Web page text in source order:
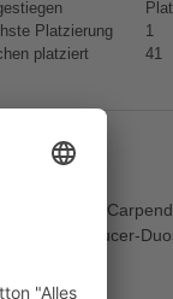
Platzierung
1
platziert
41
brandneuem
und Producer-